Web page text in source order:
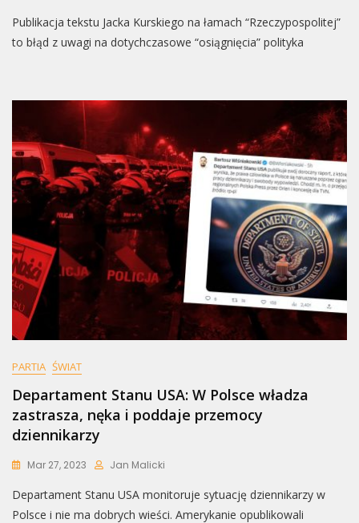
W
“Rzeczypospolitej”
Stwierdzają
“Dla
Takich
Ludzi
Nie
Powinno
Być
Miejsca
W
Mediach”
Publikacja tekstu Jacka Kurskiego na łamach “Rzeczypospolitej”
to błąd z uwagi na dotychczasowe “osiągnięcia” polityka
PARTIA ŚWIAT
Departament Stanu USA: W Polsce władza
zastrasza, nęka i poddaje przemocy
dziennikarzy
Mar 27, 2023 Jan Malicki
Departament Stanu USA monitoruje sytuację dziennikarzy w
Polsce i nie ma dobrych wieści. Amerykanie opublikowali